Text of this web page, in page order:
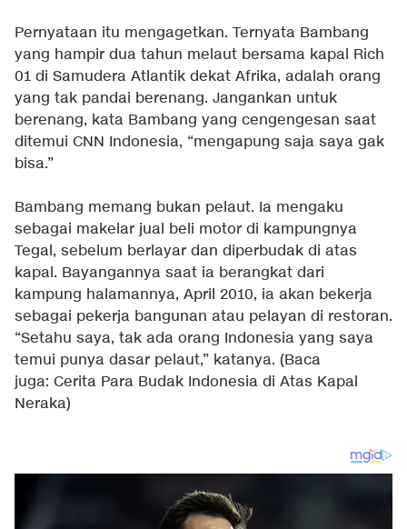
Pernyataan itu mengagetkan. Ternyata Bambang
yang hampir dua tahun melaut bersama kapal Rich
01 di Samudera Atlantik dekat Afrika, adalah orang
yang tak pandai berenang. Jangankan untuk
berenang, kata Bambang yang cengengesan saat
ditemui CNN Indonesia, “mengapung saja saya gak
bisa.”
Bambang memang bukan pelaut. Ia mengaku
sebagai makelar jual beli motor di kampungnya
Tegal, sebelum berlayar dan diperbudak di atas
kapal. Bayangannya saat ia berangkat dari
kampung halamannya, April 2010, ia akan bekerja
sebagai pekerja bangunan atau pelayan di restoran.
“Setahu saya, tak ada orang Indonesia yang saya
temui punya dasar pelaut,” katanya. (Baca
juga: Cerita Para Budak Indonesia di Atas Kapal
Neraka)